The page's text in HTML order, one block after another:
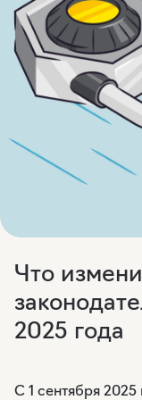
Что
2025 года
С 1 сентября